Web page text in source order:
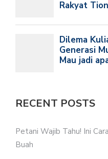
RECENT POSTS
Petani Wajib Tahu! Ini
Buah